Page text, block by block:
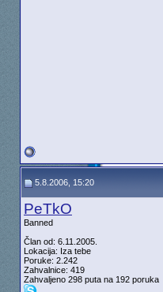
5.8.2006, 15:20
PeTkO
Banned
Član od: 6.11.2005.
Lokacija: Iza tebe
Poruke: 2.242
Zahvalnice: 419
Zahvaljeno 298 puta na 192 poruka